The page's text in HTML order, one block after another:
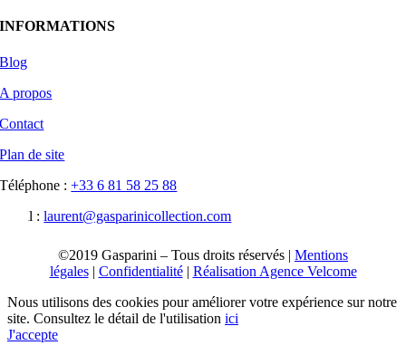
INFORMATIONS
Blog
A propos
Contact
Plan de site
Téléphone :+33 6 81 58 25 88‬
Email :laurent@gasparinicollection.com
©2019 Gasparini – Tous droits réservés | Mentions
légales| Confidentialité| Réalisation Agence Velcome
Nous utilisons des cookies pour améliorer votre expérience sur notre
site. Consultez le détail de l'utilisation ici
J'accepte